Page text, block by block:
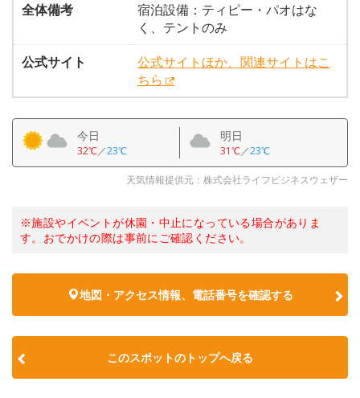
全体備考
宿泊設備：ティピー・パオはな
く、テントのみ
公式サイト
公式サイトほか、関連サイトはこ
ちら
今日
32℃／23℃
明日
31℃／23℃
天気情報提供元：株式会社ライフビジネスウェザー
※施設やイベントが休園・中止になっている場合がありま
す。おでかけの際は事前にご確認ください。
地図・アクセス情報、電話番号を確認する
このスポットのトップへ戻る